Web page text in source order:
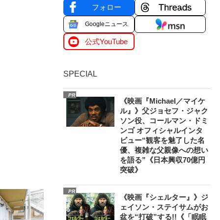
フォロー
Googleニュース
公式YouTube
SPECIAL
PR
《映画『Michael／マイケ
ル』》父ジョセフ・ジャク
ソン役、コールマン・ドミ
ンゴ オフィシャルインタ
ビュー“観客を魅了した名
優、複雑な父親像への想い
を語る”《日本興収70億円
突破》
PR
《映画『シェルター』》ジ
ェイソン・ステイサムがお
盆を“打破”する!!《「眠眠